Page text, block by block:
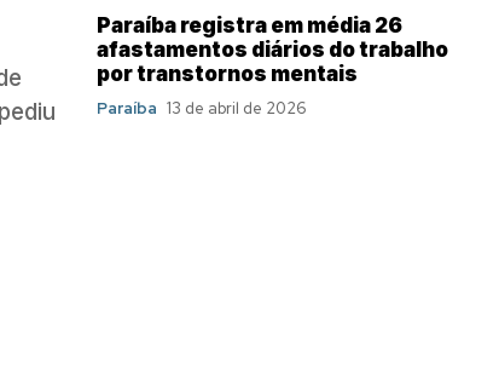
Paraíba registra em média 26
afastamentos diários do trabalho
por transtornos mentais
Paraíba 13 de abril de 2026